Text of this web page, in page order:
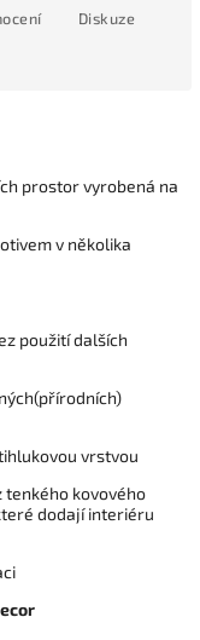
Diskuze
prostor vyrobená na
v několika
použití dalších
vrstvou
tenkého kovového
dodají interiéru